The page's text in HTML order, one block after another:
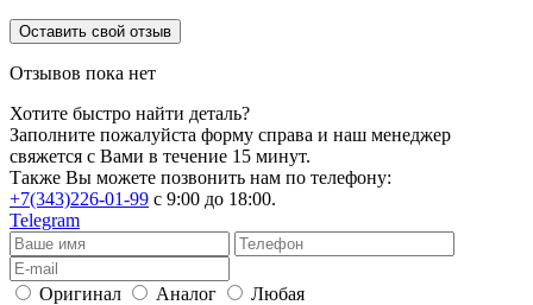
Оставить свой отзыв
Отзывов пока нет
Хотите быстро найти деталь?
Заполните пожалуйста форму справа и наш менеджер
свяжется с Вами в течение 15 минут.
Также Вы можете позвонить нам по телефону:
+7(343)226-01-99 с 9:00 до 18:00.
Telegram
Оригинал Аналог Любая